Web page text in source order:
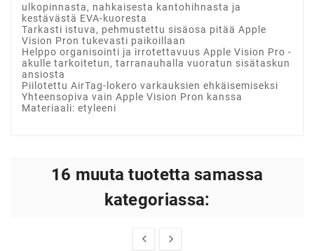
ulkopinnasta, nahkaisesta kantohihnasta ja
kestävästä EVA-kuoresta
Tarkasti istuva, pehmustettu sisäosa pitää Apple
Vision Pron tukevasti paikoillaan
Helppo organisointi ja irrotettavuus Apple Vision Pro -
akulle tarkoitetun, tarranauhalla vuoratun sisätaskun
ansiosta
Piilotettu AirTag-lokero varkauksien ehkäisemiseksi
Yhteensopiva vain Apple Vision Pron kanssa
Materiaali: etyleeni
16 muuta tuotetta samassa
kategoriassa:
 